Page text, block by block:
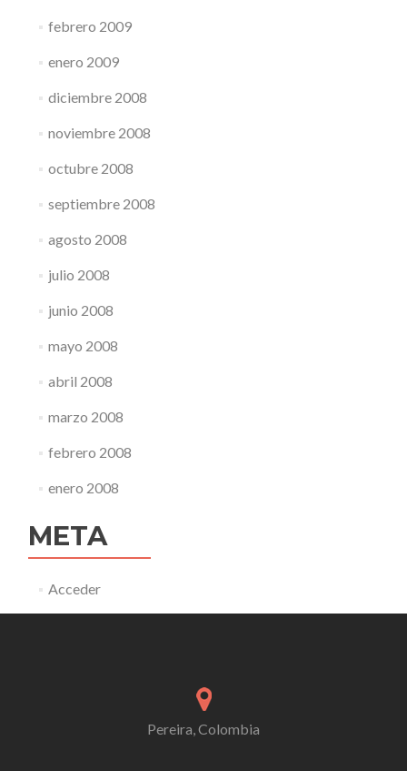
febrero 2009
enero 2009
diciembre 2008
noviembre 2008
octubre 2008
septiembre 2008
agosto 2008
julio 2008
junio 2008
mayo 2008
abril 2008
marzo 2008
febrero 2008
enero 2008
META
Acceder
Pereira, Colombia